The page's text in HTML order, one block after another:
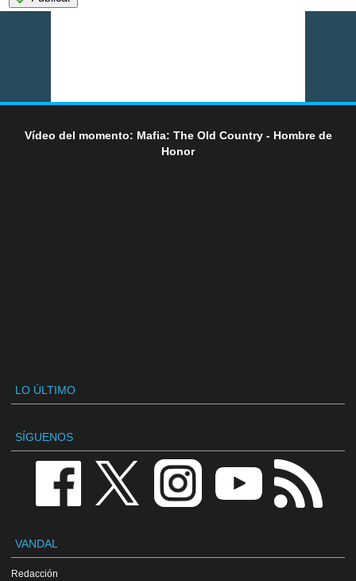
Vídeo del momento: Mafia: The Old Country - Hombre de
Honor
LO ÚLTIMO
SÍGUENOS
VANDAL
Redacción